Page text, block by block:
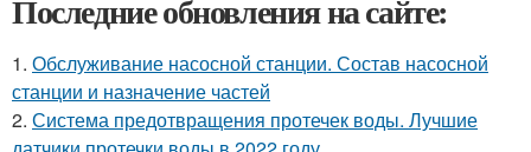
Последние обновления на сайте:
1. Обслуживание насосной станции. Состав насосной
станции и назначение частей
2. Система предотвращения протечек воды. Лучшие